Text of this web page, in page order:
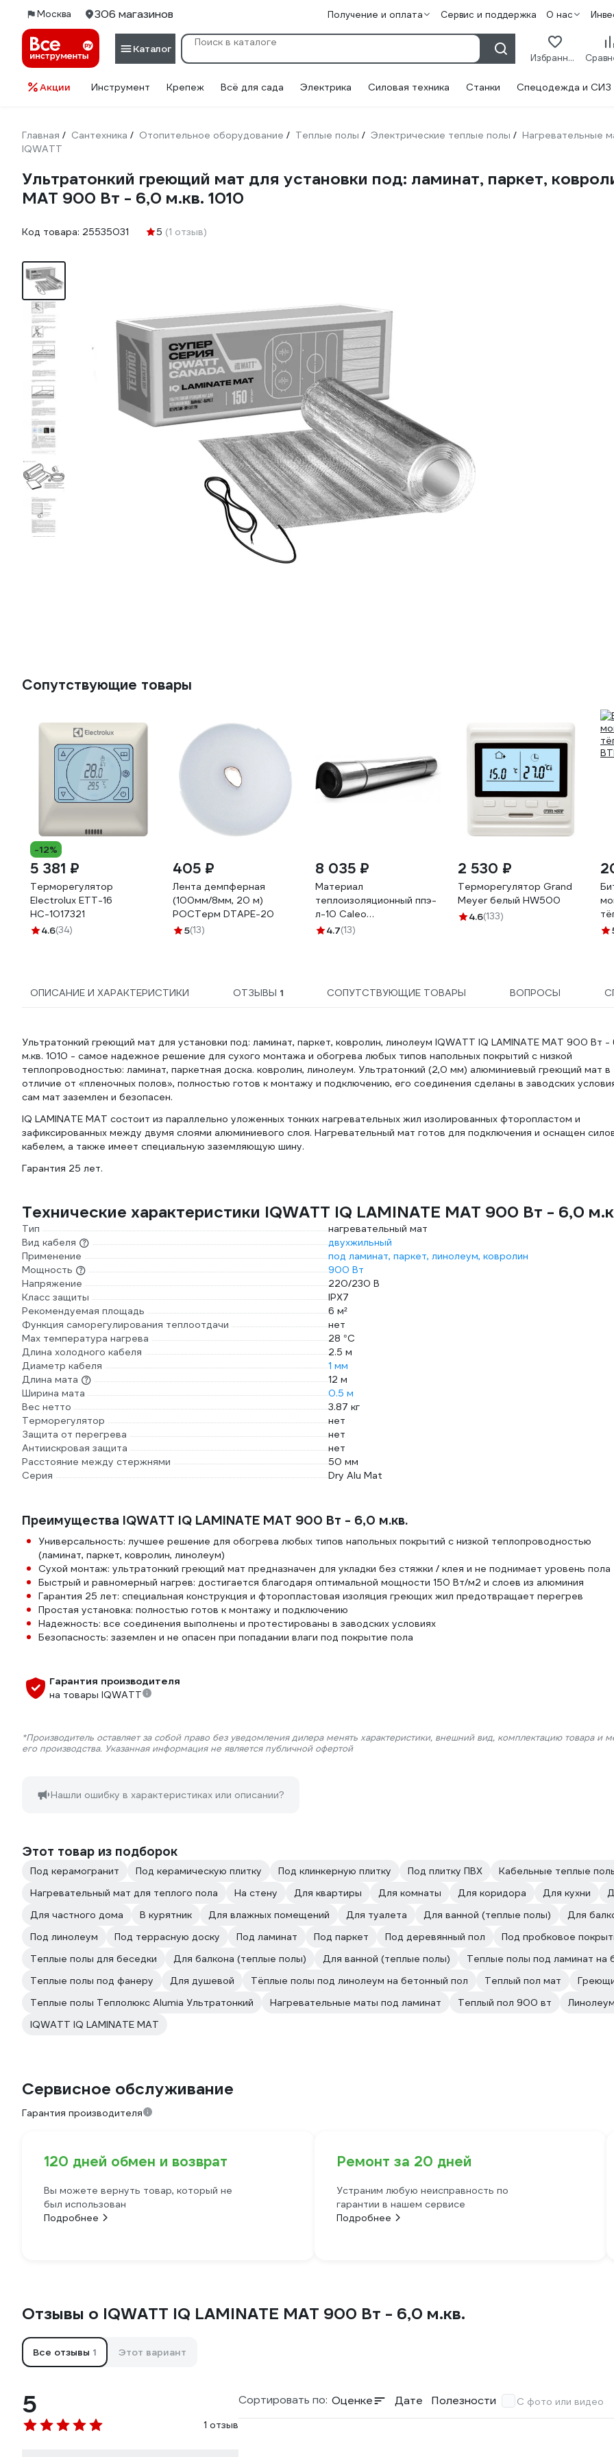
Москва 306 магазинов Получение и оплата Сервис и поддержка О нас
Каталог
Избранное
Акции Инструмент Крепеж Всё для сада Электрика Силовая техника Станки Спецодежда и СИЗ
Главная / Сантехника / Отопительное оборудование / Теплые полы / Электрические теплые полы / Нагревательные
IQWATT
Ультратонкий греющий мат для установки под: ламинат, паркет,
MAT 900 Вт - 6,0 м.кв. 1010
Код товара: 25535031 5 (1 отзыв)
Сопутствующие товары
-12%
5 381 ₽
Терморегулятор
Electrolux ETT-16
НС-1017321
4.6(34)
405 ₽
Лента демпферная
(100мм/8мм, 20 м)
РОСТерм DTAPE-20
5(13)
8 035 ₽
Материал
теплоизоляционный ппэ-
л-10 Caleo
УП-00000027
4.7(13)
2 530 ₽
Терморегулятор Grand
Meyer белый HW500
4.6(133)
ОПИСАНИЕ И ХАРАКТЕРИСТИКИ ОТЗЫВЫ 1 СОПУТСТВУЮЩИЕ ТОВАРЫ ВОПРОСЫ
Ультратонкий греющий мат для установки под: ламинат, паркет, ковролин, линолеум IQWATT IQ LAMINATE MAT 900 Вт -
м.кв. 1010 - самое надежное решение для сухого монтажа и обогрева любых типов напольных покрытий с низкой
теплопроводностью: ламинат, паркетная доска. ковролин, линолеум. Ультратонкий (2,0 мм) алюминиевый греющий мат в
отличие от «пленочных полов», полностью готов к монтажу и подключению, его соединения сделаны в заводских
сам мат заземлен и безопасен.
IQ LAMINATE MAT состоит из параллельно уложенных тонких нагревательных жил изолированных фторопластом и
зафиксированных между двумя слоями алюминиевого слоя. Нагревательный мат готов для подключения и оснащен
кабелем, а также имеет специальную заземляющую шину.
Гарантия 25 лет.
Технические характеристики IQWATT IQ LAMINATE MAT 900 Вт - 6,0
Тип
нагревательный мат
Вид кабеля
двухжильный
Применение
под ламинат, паркет, линолеум, ковролин
Мощность
900 Вт
Напряжение
220/230 В
Класс защиты
IPХ7
Рекомендуемая площадь
6 м²
Функция саморегулирования теплоотдачи
нет
Max температура нагрева
28 °С
Длина холодного кабеля
2.5 м
Диаметр кабеля
1 мм
Длина мата
12 м
Ширина мата
0.5 м
Вес нетто
3.87 кг
Терморегулятор
нет
Защита от перегрева
нет
Антиискровая защита
нет
Расстояние между стержнями
50 мм
Серия
Dry Alu Mat
Преимущества IQWATT IQ LAMINATE MAT 900 Вт - 6,0 м.кв.
Универсальность: лучшее решение для обогрева любых типов напольных покрытий с низкой теплопроводностью
(ламинат, паркет, ковролин, линолеум)
Сухой монтаж: ультратонкий греющий мат предназначен для укладки без стяжки / клея и не поднимает уровень пола
Быстрый и равномерный нагрев: достигается благодаря оптимальной мощности 150 Вт/м2 и слоев из алюминия
Гарантия 25 лет: специальная конструкция и фторопластовая изоляция греющих жил предотвращает перегрев
Простая установка: полностью готов к монтажу и подключению
Надежность: все соединения выполнены и протестированы в заводских условиях
Безопасность: заземлен и не опасен при попадании влаги под покрытие пола
Гарантия производителя
на товары IQWATT
*Производитель оставляет за собой право без уведомления дилера менять характеристики, внешний вид, комплектацию товара и
его производства. Указанная информация не является публичной офертой
Нашли ошибку в характеристиках или описании?
Этот товар из подборок
Под керамогранит Под керамическую плитку Под клинкерную плитку Под плитку ПВХ
Кабельные теплые
Нагревательный мат для теплого пола
На стену Для квартиры Для комнаты Для коридора Для кухни
Для частного дома
В курятник Для влажных помещений Для туалета Для ванной (теплые полы)
Для
Под линолеум
Под террасную доску Под ламинат Под паркет Под деревянный пол
Под пробковое
Теплые полы для беседки
Для балкона (теплые полы) Для ванной (теплые полы)
Теплые полы под ламинат на
Теплые полы под фанеру
Для душевой Тёплые полы под линолеум на бетонный пол Теплый пол мат
Теплые полы Теплолюкс Alumia Ультратонкий
Нагревательные маты под ламинат Теплый пол 900 вт
IQWATT IQ LAMINATE MAT
Сервисное обслуживание
Гарантия производителя
120 дней обмен и возврат
Вы можете вернуть товар, который не
был использован
Подробнее
Ремонт за 20 дней
Устраним любую неисправность по
гарантии в нашем сервисе
Подробнее
Отзывы о IQWATT IQ LAMINATE MAT 900 Вт - 6,0 м.кв.
Все отзывы 1 Этот вариант
5
1 отзыв
Сортировать по: Оценке Дате Полезности С фото или видео